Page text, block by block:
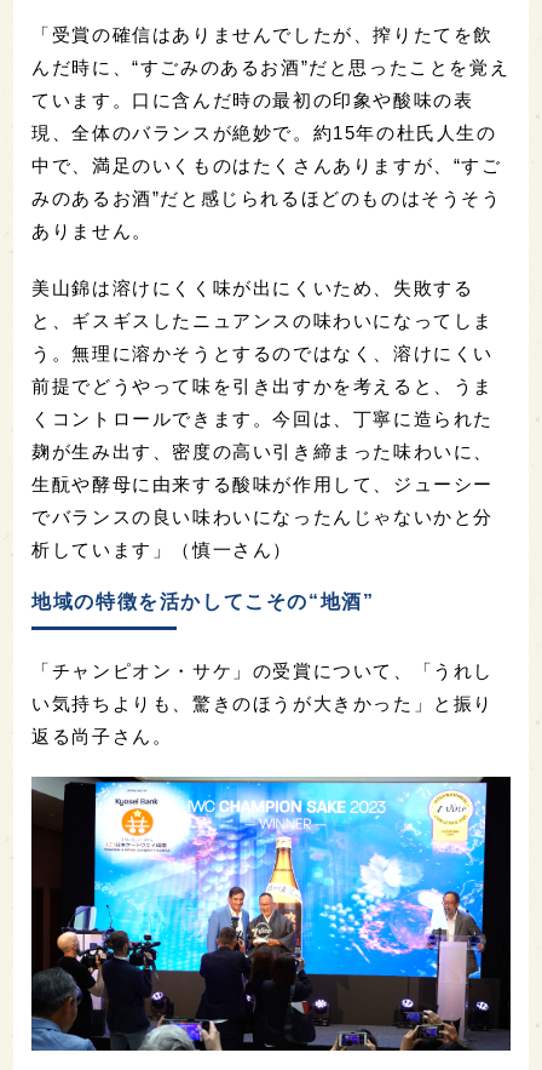
「受賞の確信はありませんでしたが、搾りたてを飲
んだ時に、“すごみのあるお酒”だと思ったことを覚え
ています。口に含んだ時の最初の印象や酸味の表
現、全体のバランスが絶妙で。約15年の杜氏人生の
中で、満足のいくものは たくさんありますが、“すご
みのあるお酒”だと感じられるほどのものはそうそう
ありません。
美山錦は溶けにくく味が出にくいため、失敗する
と、ギスギスしたニュアンスの味わいになってしま
う。無理に溶かそうとするのではなく、溶けにくい
前提でどうやって味を引き出すかを考えると、うま
くコントロールできます。今回は、丁寧に造られた
麹が生み出す、密度の高い引き締まった味わいに、
生酛や酵母に由来する酸味が作用して、ジューシー
でバランスの良い味わいになったんじゃないかと分
析しています」（慎一さん）
地域の特徴を活かしてこその“地酒”
「チャンピオン・サケ」の受賞について、「うれし
い気持ちよりも、驚きのほうが大きかった」と振り
返る尚子さん。